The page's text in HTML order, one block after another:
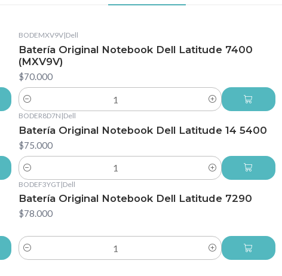
BODEMXV9V|Dell
Batería Original Notebook Dell Latitude 7400
(MXV9V)
$70.000
Cantidad
BODER8D7N |Dell
Batería Original Notebook Dell Latitude 14 5400
$75.000
Cantidad
BODEF3YGT|Dell
Batería Original Notebook Dell Latitude 7290
$78.000
Cantidad